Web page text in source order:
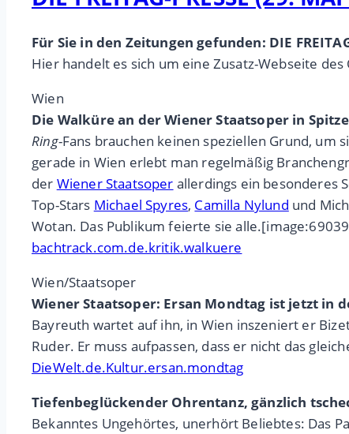
Für Sie in den Zeitungen gefunden: DIE
Hier handelt es sich um eine Zusatz-Webseite
Wien
Die Walküre an der Wiener Staatsoper in
Ring-Fans brauchen keinen speziellen Grund, um
gerade in Wien erlebt man regelmäßig
der Wiener Staatsoper allerdings ein besonderes
Top-Stars Michael Spyres, Camilla Nylund und
Wotan. Das Publikum feierte sie
bachtrack.com.de.kritik.walkuere
Wien/Staatsoper
Wiener Staatsoper: Ersan Mondtag ist jetzt in
Bayreuth wartet auf ihn, in Wien inszeniert er
Ruder. Er muss aufpassen, dass er nicht das
DieWelt.de.Kultur.ersan.mondtag
Tiefenbeglückender Ohrentanz, gänzlich
Bekanntes Ungehörtes, unerhört Beliebtes: Das